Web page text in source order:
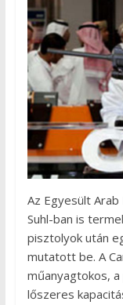
Az Egyesült
Suhl-ban is
pisztolyok után
mutatott be. A
műanyagtokos,
lőszeres